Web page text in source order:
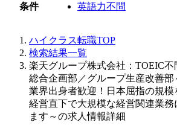
条件
英語力不問
ハイクラス転職TOP
検索結果一覧
楽天グループ株式会社：TOEIC不
総合企画部／グループ生産改善
業界出身者歓迎！日本屈指の規模
経営直下で大規模な経営関連業務
ます～の求人情報詳細